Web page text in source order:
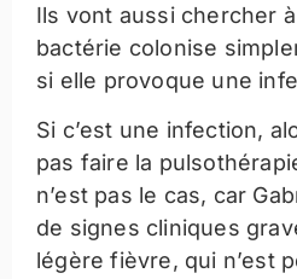
Ils vont aussi chercher
bactérie colonise
si elle provoque une
Si c’est une infection,
pas faire la
n’est pas le cas, car
de signes cliniques
légère fièvre, qui n’est